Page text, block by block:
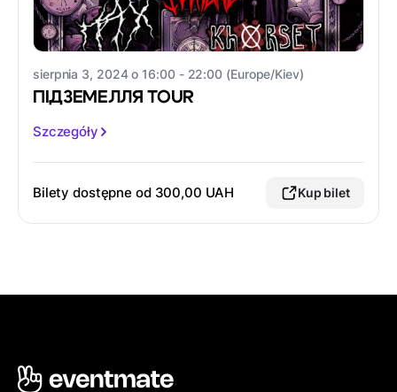
sierpnia 3, 2024 o 16:00 - 22:00 (Europe/Kiev)
ПІДЗЕМЕЛЛЯ TOUR
Szczegóły
Bilety dostępne od 300,00 UAH Kup bilet